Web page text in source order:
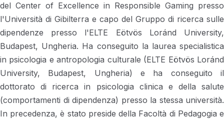
del Center of Excellence in Responsible Gaming presso
l'Università di Gibilterra e capo del Gruppo di ricerca sulle
dipendenze presso l'ELTE Eötvös Loránd University,
Budapest, Ungheria. Ha conseguito la laurea specialistica
in psicologia e antropologia culturale (ELTE Eötvös Loránd
University, Budapest, Ungheria) e ha conseguito il
dottorato di ricerca in psicologia clinica e della salute
(comportamenti di dipendenza) presso la stessa università.
In precedenza, è stato preside della Facoltà di Pedagogia e